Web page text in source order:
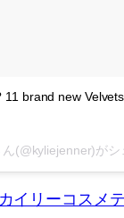
11 brand new
ん(@kyliejenner)が
カイリーコスメ